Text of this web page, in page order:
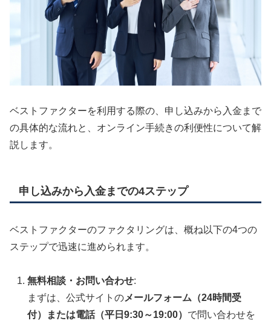
ベストファクターを利用する際の、申し込みから入金まで
の具体的な流れと、オンライン手続きの利便性について解
説します。
申し込みから入金までの4ステップ
ベストファクターのファクタリングは、概ね以下の4つの
ステップで迅速に進められます。
無料相談・お問い合わせ:
まずは、公式サイトのメールフォーム（24時間受
付）または電話（平日9:30～19:00） で問い合わせを